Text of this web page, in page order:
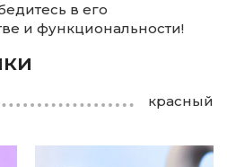
в его
и функциональности!
красный